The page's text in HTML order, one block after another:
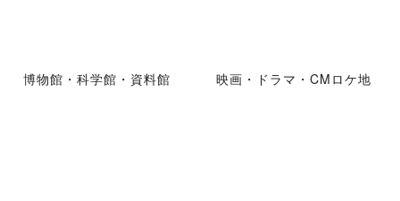
博物館・科学館・資料館 映画・ドラマ・CMロケ地